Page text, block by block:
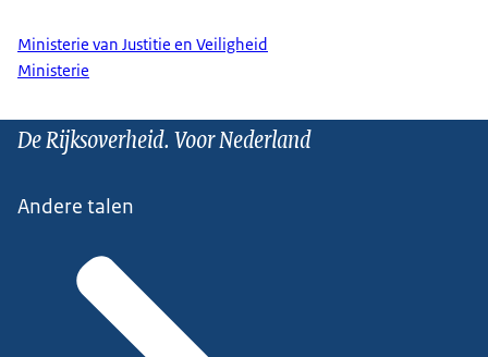
Ministerie van Justitie en Veiligheid
Ministerie
De Rijksoverheid. Voor Nederland
Andere talen